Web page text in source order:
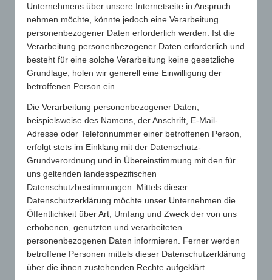
BESITZ
98% aller Deutschen über 14 Jahre besitzen
einen Werbeartikel.
NUTZUNG
90% der Empfänger von Werbeartikeln
nutzen diese auch.
REICHWEITE
Werbeartikel erreichen an einem
Durchschnittstag rund 89% der Bevölkerung
ab 14 Jahren und liegen damit zusammen
mit Radio (78%) an der Spitze der Medien.
DAUER
Unternehmens über unsere Internetseite in Anspruch
nehmen möchte, könnte jedoch eine Verarbeitung
personenbezogener Daten erforderlich werden. Ist die
Verarbeitung personenbezogener Daten erforderlich und
besteht für eine solche Verarbeitung keine gesetzliche
Grundlage, holen wir generell eine Einwilligung der
betroffenen Person ein.
Die Verarbeitung personenbezogener Daten,
beispielsweise des Namens, der Anschrift, E-Mail-
Adresse oder Telefonnummer einer betroffenen Person,
erfolgt stets im Einklang mit der Datenschutz-
Grundverordnung und in Übereinstimmung mit den für
uns geltenden landesspezifischen
Datenschutzbestimmungen. Mittels dieser
Datenschutzerklärung möchte unser Unternehmen die
Öffentlichkeit über Art, Umfang und Zweck der von uns
erhobenen, genutzten und verarbeiteten
personenbezogenen Daten informieren. Ferner werden
betroffene Personen mittels dieser Datenschutzerklärung
über die ihnen zustehenden Rechte aufgeklärt.